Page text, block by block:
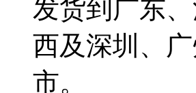
发货到广东
西及深圳、
市。